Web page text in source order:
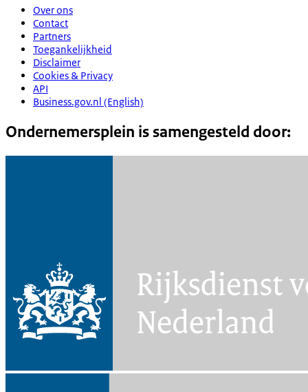
Over ons
Contact
Partners
Toegankelijkheid
Disclaimer
Cookies & Privacy
API
Business.gov.nl (English)
Ondernemersplein is samengesteld door: